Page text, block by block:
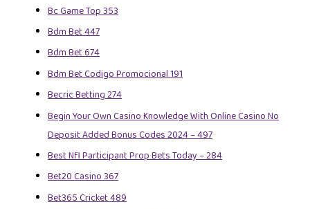
Bc Game Top 353
Bdm Bet 447
Bdm Bet 674
Bdm Bet Codigo Promocional 191
Becric Betting 274
Begin Your Own Casino Knowledge With Online Casino No
Deposit Added Bonus Codes 2024 – 497
Best Nfl Participant Prop Bets Today – 284
Bet20 Casino 367
Bet365 Cricket 489